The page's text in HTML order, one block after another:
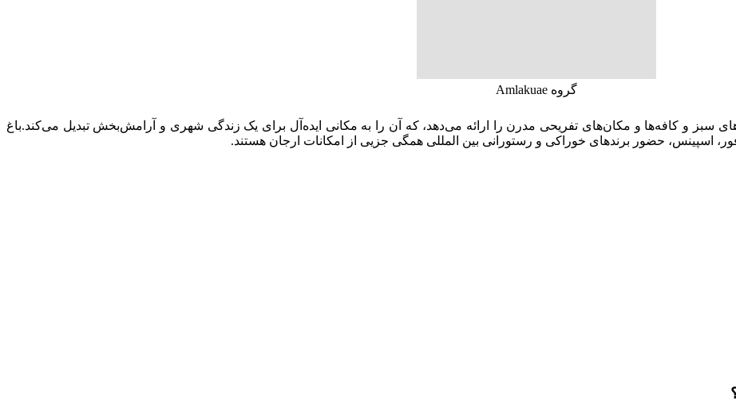
گروه Amlakuae
سبز و کافه‌ها و مکان‌های تفریحی مدرن را ارائه می‌دهد، که آن را به مکانی ایده‌آل برای یک زندگی شهری و آرامش‌بخش تبدیل می‌کند.باغ
اسپینس، حضور برندهای خوراکی و رستورانی بین المللی همگی جزیی از امکانات ارجان هستند.